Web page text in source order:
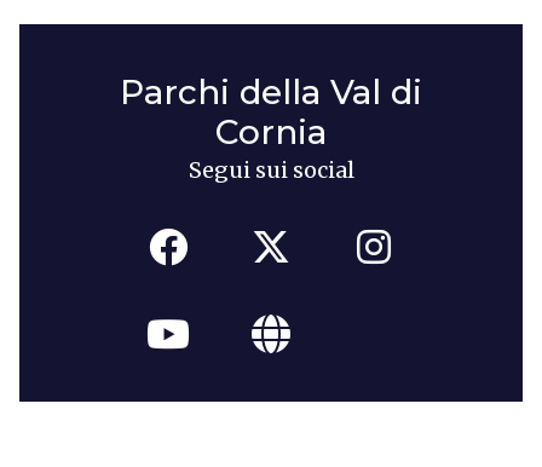
Parchi della Val di
Cornia
Segui sui social